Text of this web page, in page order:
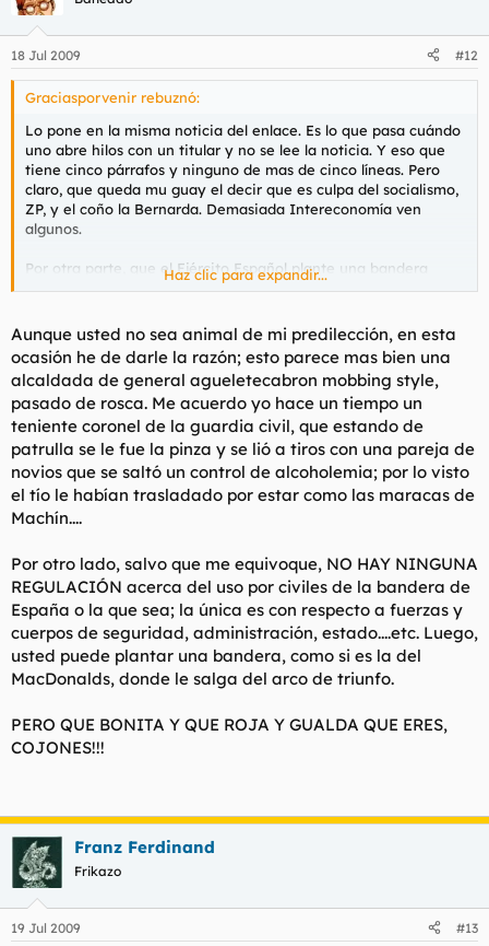
18 Jul 2009 #12
Graciasporvenir rebuznó:
Lo pone en la misma noticia del enlace. Es lo que pasa cuándo
uno abre hilos con un titular y no se lee la noticia. Y eso que
tiene cinco párrafos y ninguno de mas de cinco líneas. Pero
claro, que queda mu guay el decir que es culpa del socialismo,
ZP, y el coño la Bernarda. Demasiada Intereconomía ven
algunos.
Por otra parte, que el Ejército Español plante una bandera
española en territorio español es, o debería ser, lo más normal
Haz clic para expandir...
Aunque usted no sea animal de mi predilección, en esta
ocasión he de darle la razón; esto parece mas bien una
alcaldada de general agueletecabron mobbing style,
pasado de rosca. Me acuerdo yo hace un tiempo un
teniente coronel de la guardia civil, que estando de
patrulla se le fue la pinza y se lió a tiros con una pareja de
novios que se saltó un control de alcoholemia; por lo visto
el tío le habían trasladado por estar como las maracas de
Machín....
Por otro lado, salvo que me equivoque, NO HAY NINGUNA
REGULACIÓN acerca del uso por civiles de la bandera de
España o la que sea; la única es con respecto a fuerzas y
cuerpos de seguridad, administración, estado....etc. Luego,
usted puede plantar una bandera, como si es la del
MacDonalds, donde le salga del arco de triunfo.
PERO QUE BONITA Y QUE ROJA Y GUALDA QUE ERES,
COJONES!!!
Franz Ferdinand
Frikazo
19 Jul 2009 #13